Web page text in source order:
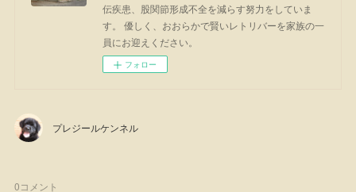
伝疾患、股関節形成不全を減らす努力をしていま
す。 優しく、おおらかで賢いレトリバーを家族の一
員にお迎えください。
フォロー
プレジールケンネル
0コメント